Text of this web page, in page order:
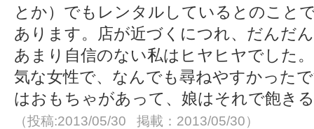
とか）でもレンタルしているとのこと
あります。店が近づくにつれ、だんだ
あまり自信のない私はヒヤヒヤでした
気な女性で、なんでも尋ねやすかった
はおもちゃがあって、娘はそれで飽き
（投稿:2013/05/30 掲載：2013/05/30）